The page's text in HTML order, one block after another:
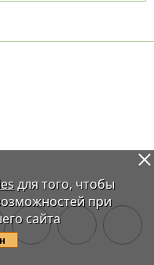
для того, чтобы
при
сайта